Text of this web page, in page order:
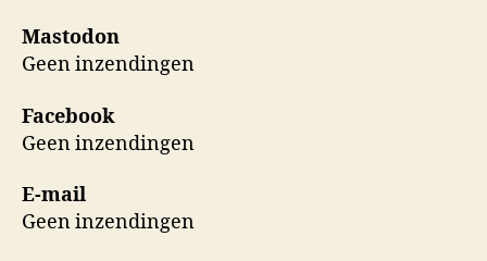
Mastodon
Geen inzendingen
Facebook
Geen inzendingen
E-mail
Geen inzendingen